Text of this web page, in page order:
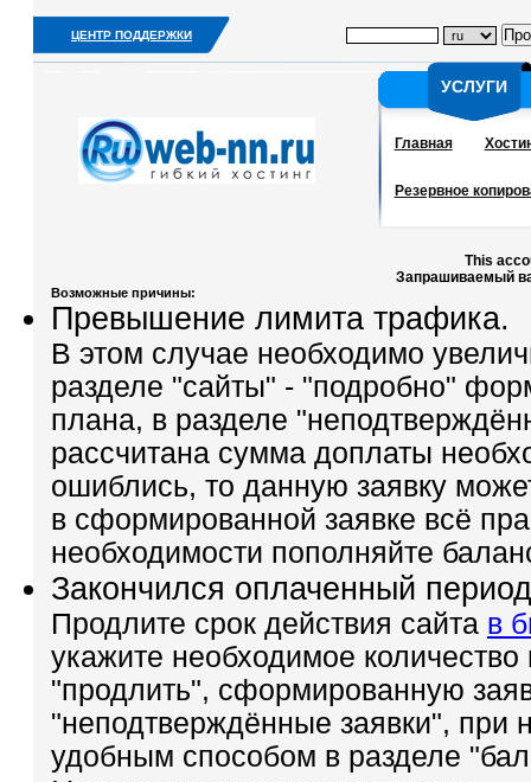
ЦЕНТР ПОДДЕРЖКИ
УСЛУГИ
УСЛУГИ
Главная
Резервное
This
Запрашиваемый
Возможные причины:
Превышение лимита трафика.
В этом случае необходимо
разделе "сайты" - "подробно"
плана, в разделе
рассчитана сумма доплаты
ошиблись, то данную заявку
в сформированной заявке всё
необходимости пополняйте
Закончился оплаченный
Продлите срок действия сайта в
укажите необходимое
"продлить", сформированную
"неподтверждённые заявки", при
удобным способом в разделе